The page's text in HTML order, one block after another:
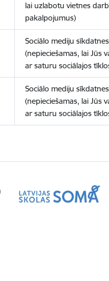
lai uzlabotu vietnes
pakalpojumus)
Sociālo mediju sīkdatnes
(nepieciešamas, lai Jūs
ar saturu sociālajos
Sociālo mediju sīkdatnes
(nepieciešamas, lai Jūs
ar saturu sociālajos